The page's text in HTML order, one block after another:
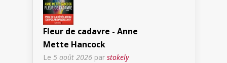
Fleur de cadavre - Anne
Mette Hancock
Le 5 août 2026 par stokely